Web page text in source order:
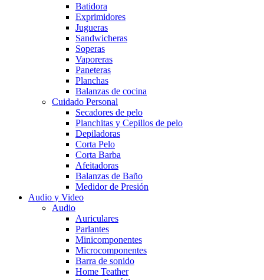
Batidora
Exprimidores
Jugueras
Sandwicheras
Soperas
Vaporeras
Paneteras
Planchas
Balanzas de cocina
Cuidado Personal
Secadores de pelo
Planchitas y Cepillos de pelo
Depiladoras
Corta Pelo
Corta Barba
Afeitadoras
Balanzas de Baño
Medidor de Presión
Audio y Video
Audio
Auriculares
Parlantes
Minicomponentes
Microcomponentes
Barra de sonido
Home Teather